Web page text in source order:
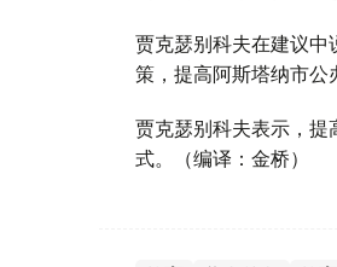
贾克瑟别科夫在建议
策，提高阿斯塔纳市
贾克瑟别科夫表示，提
式。（编译：金桥）